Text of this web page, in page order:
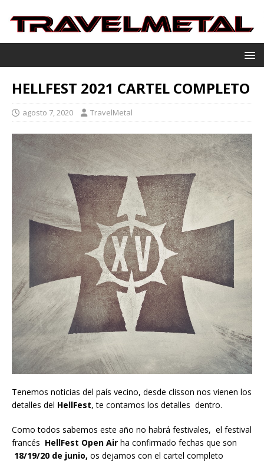
HELLFEST 2021 CARTEL COMPLETO
agosto 7, 2020 TravelMetal
Tenemos noticias del país vecino, desde clisson nos vienen los
detalles del HellFest, te contamos los detalles dentro.
Como todos sabemos este año no habrá festivales, el festival
francés HellFest Open Air ha confirmado fechas que son
18/19/20 de junio, os dejamos con el cartel completo